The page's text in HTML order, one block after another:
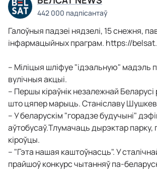
442 000 падпісантаў
Галоўныя падзеі нядзелі, 15 снежня,
інфармацыйных праграм. https://
– Міліцыя шліфуе "ідэальную" мадэль
вулічныя акцыі.
– Першы кіраўнік незалежнай Беларусі
што цяпер марыць. Станіславу
– У беларускім "горадзе будучыні"
аўтобусаў.Тлумачаць дырэктар парку,
кіроўцы.
– "Гэта нашая каштоўнасць". У
прайшоў конкурс чытанняў па-